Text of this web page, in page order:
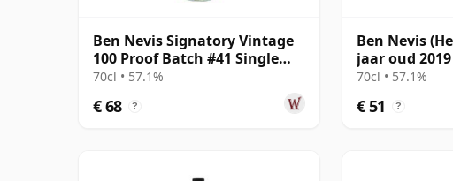
Ben Nevis Signatory Vintage
100 Proof Batch #41 Single
Malt 2015 9 jaar oud
70cl • 57.1%
€ 68 ?
Ben Nevis
jaar oud
Proof Edition
70cl • 57.1%
€ 51 ?